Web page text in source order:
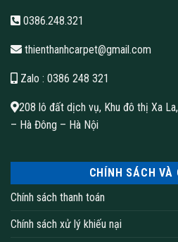
0386.248.321
thienthanhcarpet@gmail.com
Zalo : 0386 248 321
208 lô đất dịch vụ, Khu đô thị Xa
– Hà Đông – Hà Nội
CHÍNH SÁCH VÀ
Chính sách thanh toán
Chính sách xử lý khiếu nại